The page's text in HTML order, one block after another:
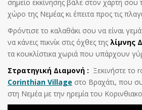
σημείο εκκίνησης βάλε στον χάρτη σου
χώρο της Νεμέας κι έπειτα προς τις
Φρόντισε το καλαθάκι σου να είναι
να κάνεις πικνίκ στις όχθες της λίμνης
τα κουκλίστικα χωριά που υπάρχουν
Στρατηγική Διαμονή : Ξεκινήστε το
Corinthian Village στο Βραχάτι, που
στη Νεμέα με την ηρεμία του